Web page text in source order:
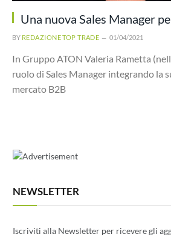
Una nuova Sales Manager
BY REDAZIONE TOP TRADE 01/04/2021
In Gruppo ATON Valeria Rametta
ruolo di Sales Manager integrando la
mercato B2B
NEWSLETTER
Iscriviti alla Newsletter per ricevere gli